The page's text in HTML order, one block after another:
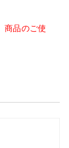
商品のご使